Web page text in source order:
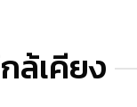
ล้เคียง